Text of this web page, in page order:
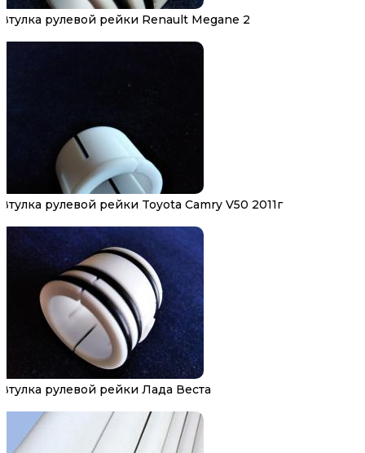
Втулка рулевой рейки Renault Megane 2
Втулка рулевой рейки Toyota Camry V50 2011г
Втулка рулевой рейки Лада Веста